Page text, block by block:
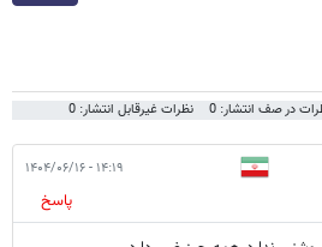
در صف انتشار: 0 نظرات غیرقابل انتشار: 0
۱۴:۱۹ - ۱۴۰۴/۰۶/۱۶
پاسخ